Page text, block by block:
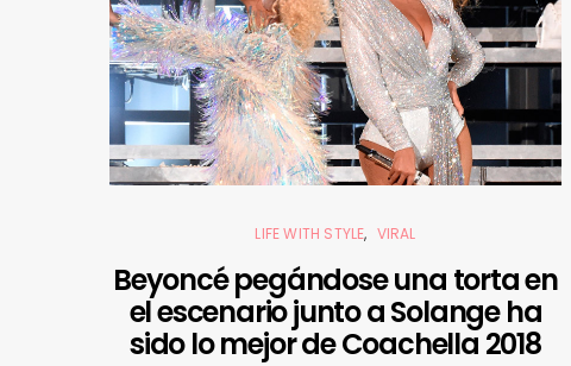
LIFE WITH STYLE VIRAL
Beyoncé pegándose una torta en
el escenario junto a Solange ha
sido lo mejor de Coachella 2018